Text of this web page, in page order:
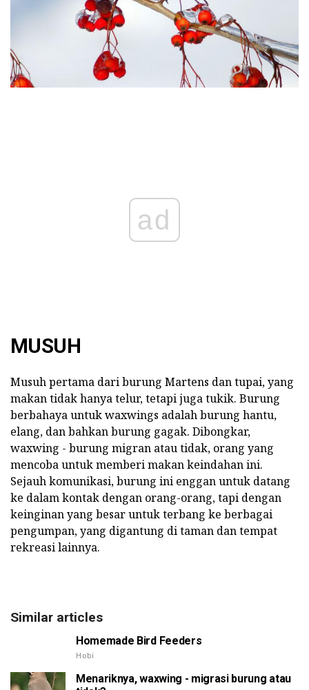
ad
MUSUH
Musuh pertama dari burung Martens dan tupai, yang
makan tidak hanya telur, tetapi juga tukik. Burung
berbahaya untuk waxwings adalah burung hantu,
elang, dan bahkan burung gagak. Dibongkar,
waxwing - burung migran atau tidak, orang yang
mencoba untuk memberi makan keindahan ini.
Sejauh komunikasi, burung ini enggan untuk datang
ke dalam kontak dengan orang-orang, tapi dengan
keinginan yang besar untuk terbang ke berbagai
pengumpan, yang digantung di taman dan tempat
rekreasi lainnya.
Similar articles
Homemade Bird Feeders
Hobi
Menariknya, waxwing - migrasi burung atau